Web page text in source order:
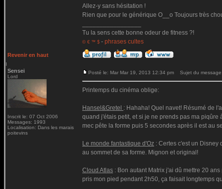
Allez-y sans hésitation !
Rien que pour le générique O__o Toujours très
Tu la sens cette bonne odeur de fitness ?!
© € ™ $ - phrases cultes
Revenir en haut
Sensei
Lord
Inscrit le: 07 Oct 2006
Messages: 1993
Localisation: Dans les marais
poitevins
Posté le: Mar Mar 19, 2013 12:34 pm Sujet du
Printemps du cinéma oblige:
Hansel&Gretel : Hahaha! Quel navet! Résumé de
quand j'étais petit, et si je ne prends pas ma
mec pête la forme puis 5 secondes après il est au
Le monde fantastique d'Oz : Certes c'est un Disney
au sommet de sa forme. Mignon et original!
Cloud Atlas : Bon autant Matrix j'ai dû mettre 20
pris mon pied pendant 2h50, ça faisait longtemps